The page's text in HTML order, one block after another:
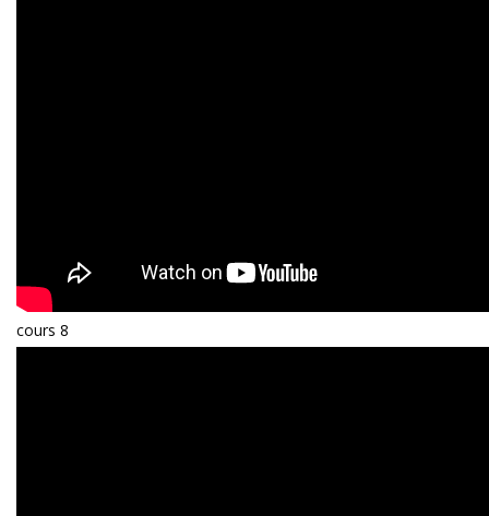
cours 8